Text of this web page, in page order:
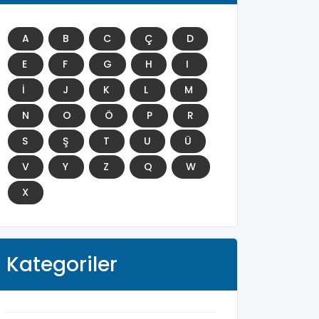
A B C Ç
D
E
F G H
I
İ
J K L
M
N
O Ö P
R
S
Ş T U
Ü
V
Y Z Q
W
X
Kategoriler